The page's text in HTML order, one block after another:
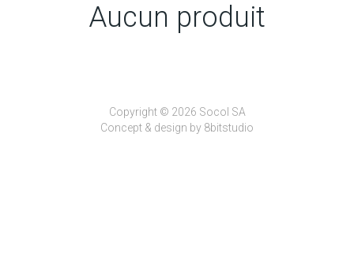
Aucun produit
Copyright © 2026 Socol SA
Concept & design by 8bitstudio